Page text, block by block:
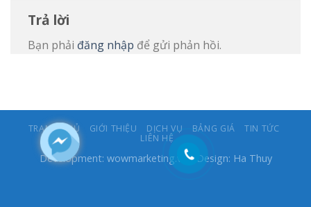
Trả lời
Bạn phải đăng nhập để gửi phản hồi.
TRANG CHỦ GIỚI THIỆU DỊCH VỤ BẢNG GIÁ
TIN TỨC
LIÊN HỆ
Development: wowmarketing.vn- Design: Ha Thuy